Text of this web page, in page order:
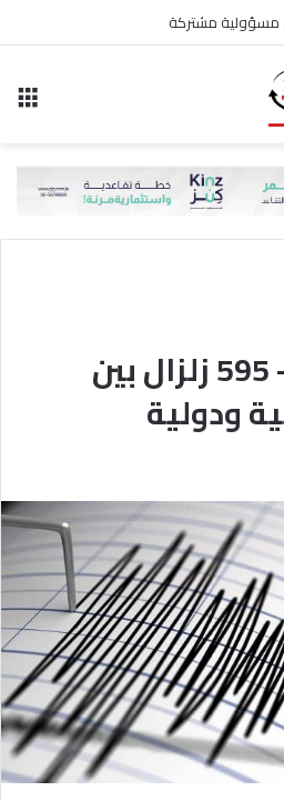
مسؤولية مشتركة
مرصد الزلازل – 595 زلزال بين
ودولية